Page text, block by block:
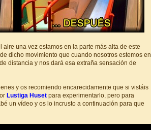
una vez estamos en la parte más alta de este
dicho movimiento que cuando nosotros estemos en
distancia y nos dará esa extraña sensación de
y os recomiendo encarecidamente que si vistáis
Lustiga Huset para experimentarlo, pero para
un vídeo y os lo incrusto a continuación para que